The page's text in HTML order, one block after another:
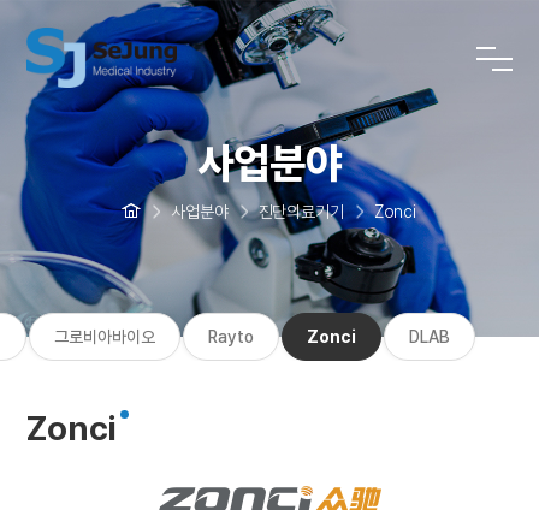
사업분야
사업분야 진단의료기기 Zonci
그로비아바이오 Rayto Zonci DLAB
Zonci